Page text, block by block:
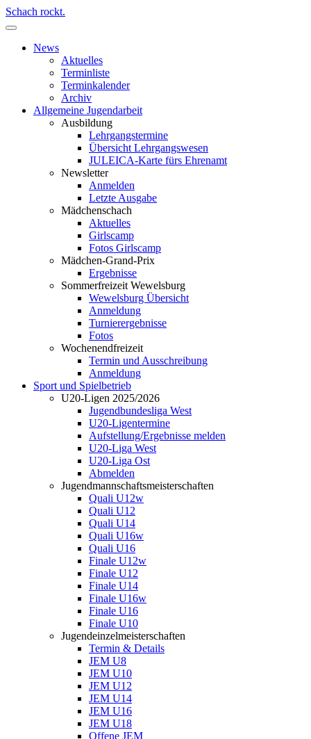
Schach rockt.
News
Aktuelles
Terminliste
Terminkalender
Archiv
Allgemeine Jugendarbeit
Ausbildung
Lehrgangstermine
Übersicht Lehrgangswesen
JULEICA-Karte fürs Ehrenamt
Newsletter
Anmelden
Letzte Ausgabe
Mädchenschach
Aktuelles
Girlscamp
Fotos Girlscamp
Mädchen-Grand-Prix
Ergebnisse
Sommerfreizeit Wewelsburg
Wewelsburg Übersicht
Anmeldung
Turnierergebnisse
Fotos
Wochenendfreizeit
Termin und Ausschreibung
Anmeldung
Sport und Spielbetrieb
U20-Ligen 2025/2026
Jugendbundesliga West
U20-Ligentermine
Aufstellung/Ergebnisse melden
U20-Liga West
U20-Liga Ost
Abmelden
Jugendmannschaftsmeisterschaften
Quali U12w
Quali U12
Quali U14
Quali U16w
Quali U16
Finale U12w
Finale U12
Finale U14
Finale U16w
Finale U16
Finale U10
Jugendeinzelmeisterschaften
Termin & Details
JEM U8
JEM U10
JEM U12
JEM U14
JEM U16
JEM U18
Offene JEM